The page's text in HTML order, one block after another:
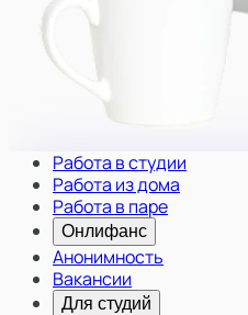
Работа в студии
Работа из дома
Работа в паре
Онлифанс
Анонимность
Вакансии
Для студий